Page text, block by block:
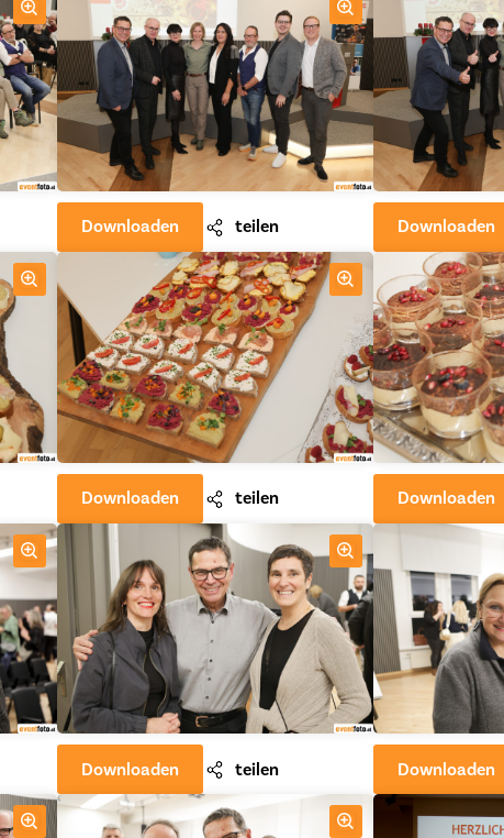
Downloaden teilen Downloaden
Downloaden teilen Downloaden
Downloaden teilen Downloaden